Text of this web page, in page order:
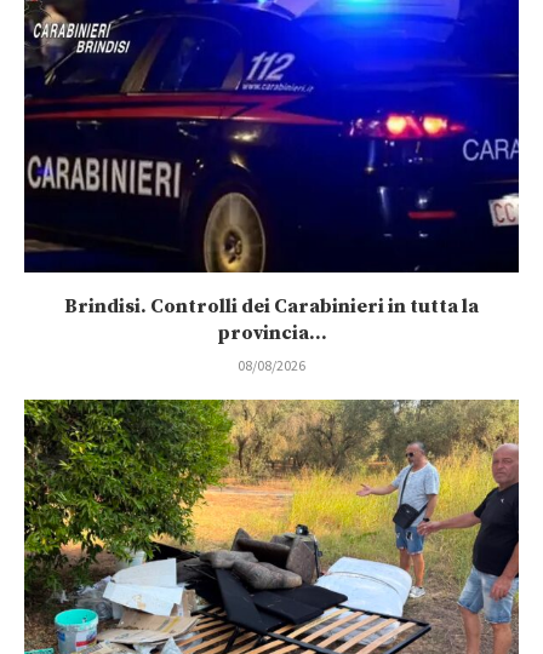
Brindisi. Controlli dei Carabinieri in tutta la
provincia...
08/08/2026